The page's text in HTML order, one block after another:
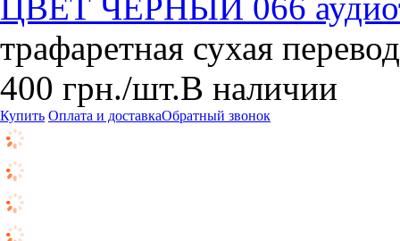
трафаретная сухая
400 грн./шт.В наличии
Купить Оплата и доставкаОбратный звонок